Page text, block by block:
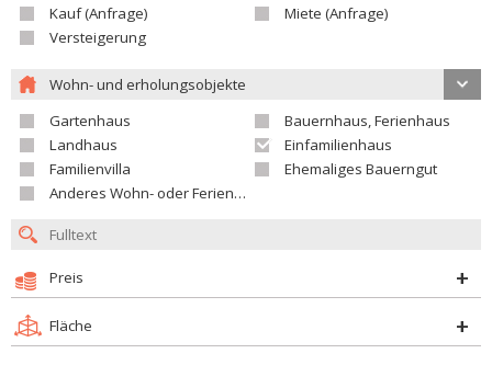
Kauf (Anfrage)
Miete (Anfrage)
Versteigerung
Wohn- und erholungsobjekte
Gartenhaus
Bauernhaus, Ferienhaus
Landhaus
Einfamilienhaus
Familienvilla
Ehemaliges Bauerngut
Anderes Wohn- oder Ferienobjekt
Preis
Fläche